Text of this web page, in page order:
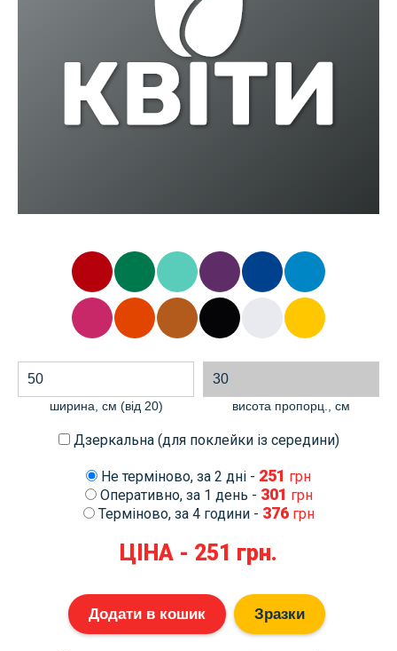
ширина, см (від 20) висота пропорц., cм
Дзеркальна (для поклейки із середини)
Не терміново, за 2 дні - 251 грн
Оперативно, за 1 день - 301 грн
Терміново, за 4 години - 376 грн
ЦІНА - 251 грн.
Додати в кошик Зразки